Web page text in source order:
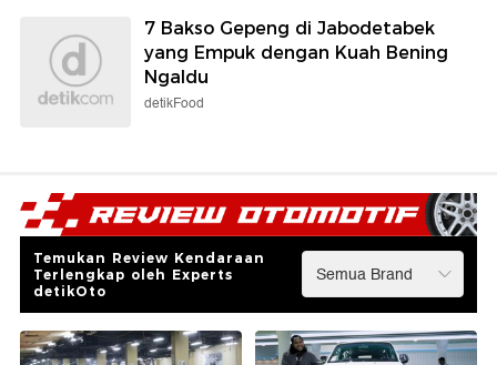
7 Bakso Gepeng di Jabodetabek
yang Empuk dengan Kuah Bening
Ngaldu
detikFood
Temukan Review Kendaraan
Terlengkap oleh Experts
detikOto